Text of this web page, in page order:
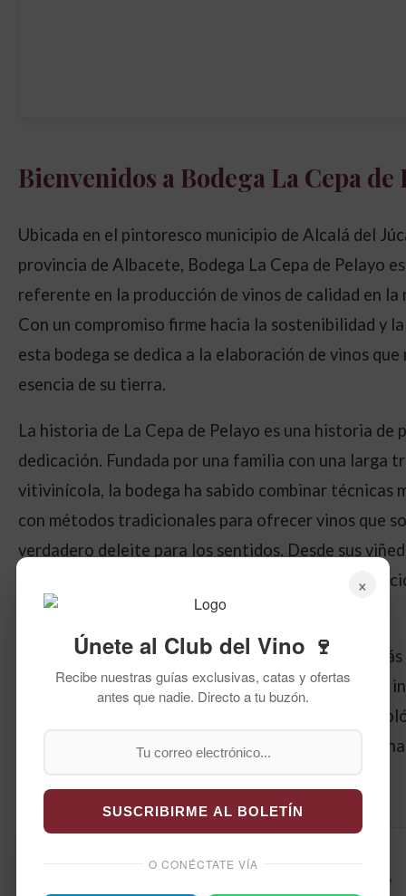
Bienvenidos a Bodega La Cepa de
Ubicada en el pintoresco municipio de Alcalá del
provincia de Albacete, Bodega La Cepa de Pelayo
referente en la producción de vinos de calidad en la
Con un compromiso firme hacia la sostenibilidad y
esta bodega se dedica a la elaboración de vinos
esencia de su tierra.
La historia de La Cepa de Pelayo es una historia de
dedicación. Fundada por una familia con una larga
vitivinícola, la bodega ha sabido combinar técnicas
con métodos tradicionales para ofrecer vinos que
verdadero deleite para los sentidos. Desde sus
ecológicos hasta su cuidadoso proceso de
botella cuenta una historia única.
En La Cepa de Pelayo, la experiencia del vino va
cata. Ofrecen diversas actividades de enoturismo,
visitas a los viñedos, catas de vino y escapadas
permitiendo a los visitantes sumergirse en el
Crusoe Treasure
×
Únete al Club del Vino 🍷
Recibe nuestras guías exclusivas, catas y ofertas
antes que nadie. Directo a tu buzón.
SUSCRIBIRME AL BOLETÍN
O CONÉCTATE VÍA